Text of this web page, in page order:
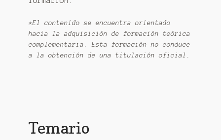
*El contenido se encuentra orientado
hacia la adquisición de formación teórica
complementaria. Esta formación no conduce
a la obtención de una titulación oficial.
Temario